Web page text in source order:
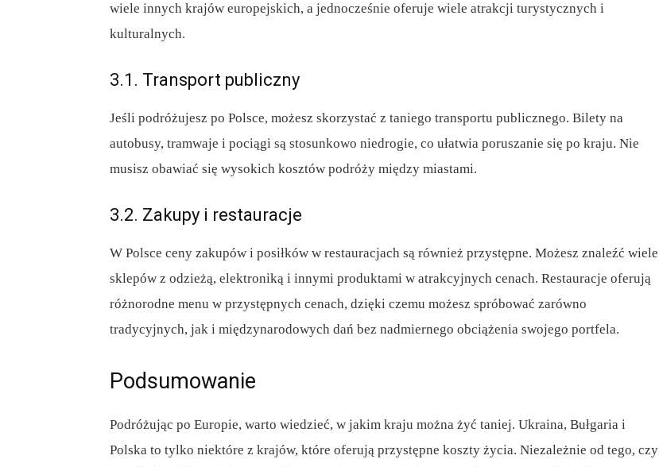
wiele innych krajów europejskich, a jednocześnie oferuje wiele atrakcji turystycznych i
kulturalnych.
3.1. Transport publiczny
Jeśli podróżujesz po Polsce, możesz skorzystać z taniego transportu publicznego. Bilety na
autobusy, tramwaje i pociągi są stosunkowo niedrogie, co ułatwia poruszanie się po kraju. Nie
musisz obawiać się wysokich kosztów podróży między miastami.
3.2. Zakupy i restauracje
W Polsce ceny zakupów i posiłków w restauracjach są również przystępne. Możesz znaleźć wiele
sklepów z odzieżą, elektroniką i innymi produktami w atrakcyjnych cenach. Restauracje oferują
różnorodne menu w przystępnych cenach, dzięki czemu możesz spróbować zarówno
tradycyjnych, jak i międzynarodowych dań bez nadmiernego obciążenia swojego portfela.
Podsumowanie
Podróżując po Europie, warto wiedzieć, w jakim kraju można żyć taniej. Ukraina, Bułgaria i
Polska to tylko niektóre z krajów, które oferują przystępne koszty życia. Niezależnie od tego, czy